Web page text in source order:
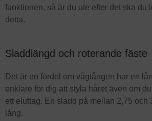
funktionen, så är du ute efter det ska du
detta.
Sladdlängd och roterande fäste
Det är en fördel om vågtången har en
enklare för dig att styla håret även om
ett eluttag. En sladd på mellan 2,75 och
lång.